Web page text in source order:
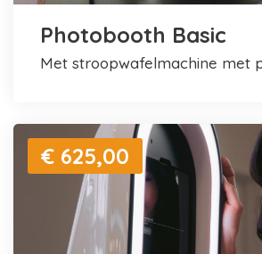
Photobooth Basic
met stroopwafelmachine met
€ 625,00